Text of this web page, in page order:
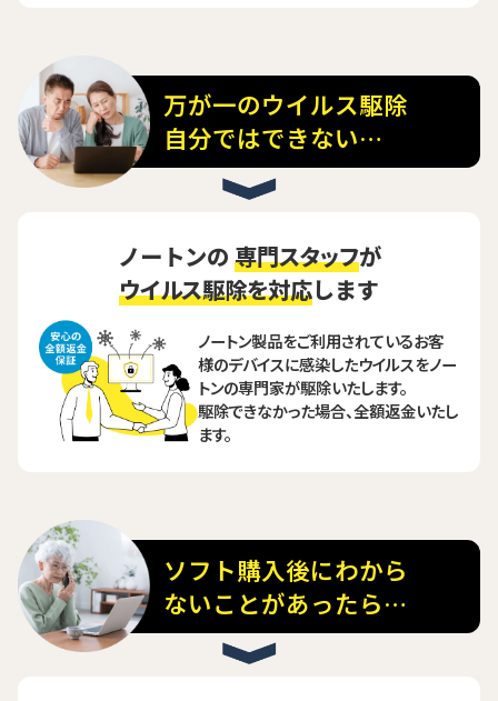
万が一のウイルス駆除
自分ではできない…
ノートンの 専門スタッフが
ウイルス駆除を対応します
ノートン製品をご利用されているお客
様のデバイスに感染したウイルスをノー
トンの専門家が駆除いたします。
駆除できなかった場合、全額返金いたし
ます。
ソフト購入後にわから
ないことがあったら…